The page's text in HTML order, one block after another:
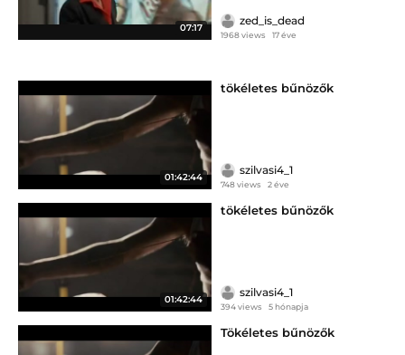
07:17
zed_is_dead
1968 views 17 éve
01:42:44
tökéletes bűnözők
szilvasi4_1
748 views 2 éve
01:42:44
tökéletes bűnözők
szilvasi4_1
394 views 5 hónapja
Tökéletes bűnözők